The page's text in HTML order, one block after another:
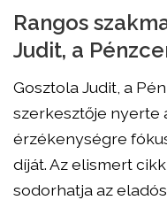
Rangos
Judit, a
Gosztola Judit, a
szerkesztője nyerte
érzékenységre
díját. Az elismert
sodorhatja az